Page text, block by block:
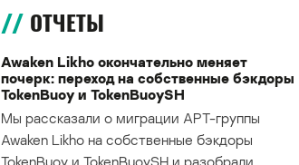
ОТЧЕТЫ
Awaken Likho окончательно меняет
почерк: переход на собственные бэкдоры
TokenBuoy и TokenBuoySH
Мы рассказали о миграции APT-группы
Awaken Likho на собственные бэкдоры